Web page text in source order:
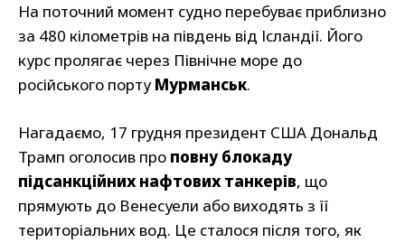
На поточний момент судно перебуває приблизно
за 480 кілометрів на південь від Ісландії. Його
курс пролягає через Північне море до
російського порту Мурманськ.
Нагадаємо, 17 грудня президент США Дональд
Трамп оголосив про повну блокаду
підсанкційних нафтових танкерів, що
прямують до Венесуели або виходять з її
територіальних вод. Це сталося після того, як